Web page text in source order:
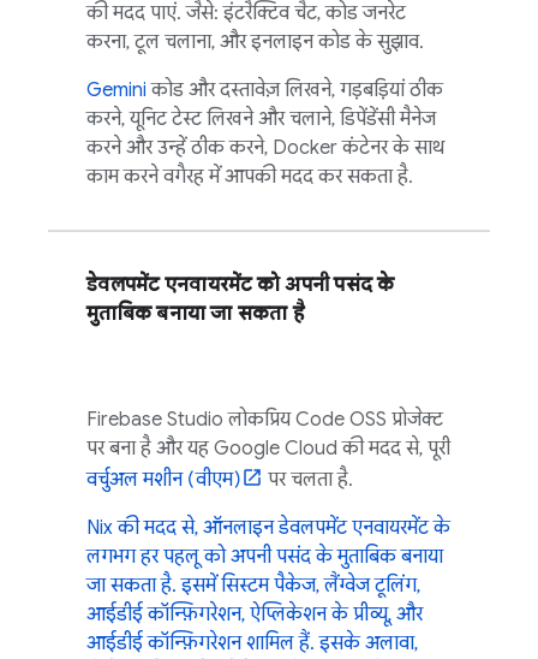
की मदद पाएं. जैसे: इंटरैक्टिव चैट, कोड जनरेट
करना, टूल चलाना, और इनलाइन कोड के सुझाव.
Gemini कोड और दस्तावेज़ लिखने, गड़बड़ियां ठीक
करने, यूनिट टेस्ट लिखने और चलाने, डिपेंडेंसी मैनेज
करने और उन्हें ठीक करने, Docker कंटेनर के साथ
काम करने वगैरह में आपकी मदद कर सकता है.
डेवलपमेंट एनवायरमेंट को अपनी पसंद के
मुताबिक बनाया जा सकता है
Firebase Studio लोकप्रियCode OSS प्रोजेक्ट
पर बना है और यह Google Cloud की मदद से, पूरी
वर्चुअल मशीन (वीएम)
पर चलता है.
Nix की मदद से, ऑनलाइन डेवलपमेंट एनवायरमेंट के
लगभग हर पहलू को अपनी पसंद के मुताबिक बनाया
जा सकता है. इसमें सिस्टम पैकेज, लैंग्वेज टूलिंग,
आईडीई कॉन्फ़िगरेशन, ऐप्लिकेशन के प्रीव्यू, और
आईडीई कॉन्फ़िगरेशन शामिल हैं. इसके अलावा,